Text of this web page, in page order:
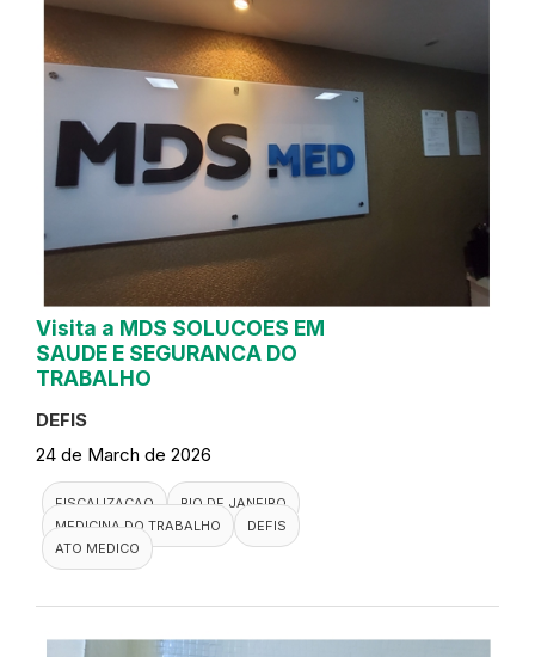
Visita a MDS SOLUCOES EM
SAUDE E SEGURANCA DO
TRABALHO
DEFIS
24 de March de 2026
FISCALIZACAO
RIO DE JANEIRO
MEDICINA DO TRABALHO
DEFIS
ATO MEDICO